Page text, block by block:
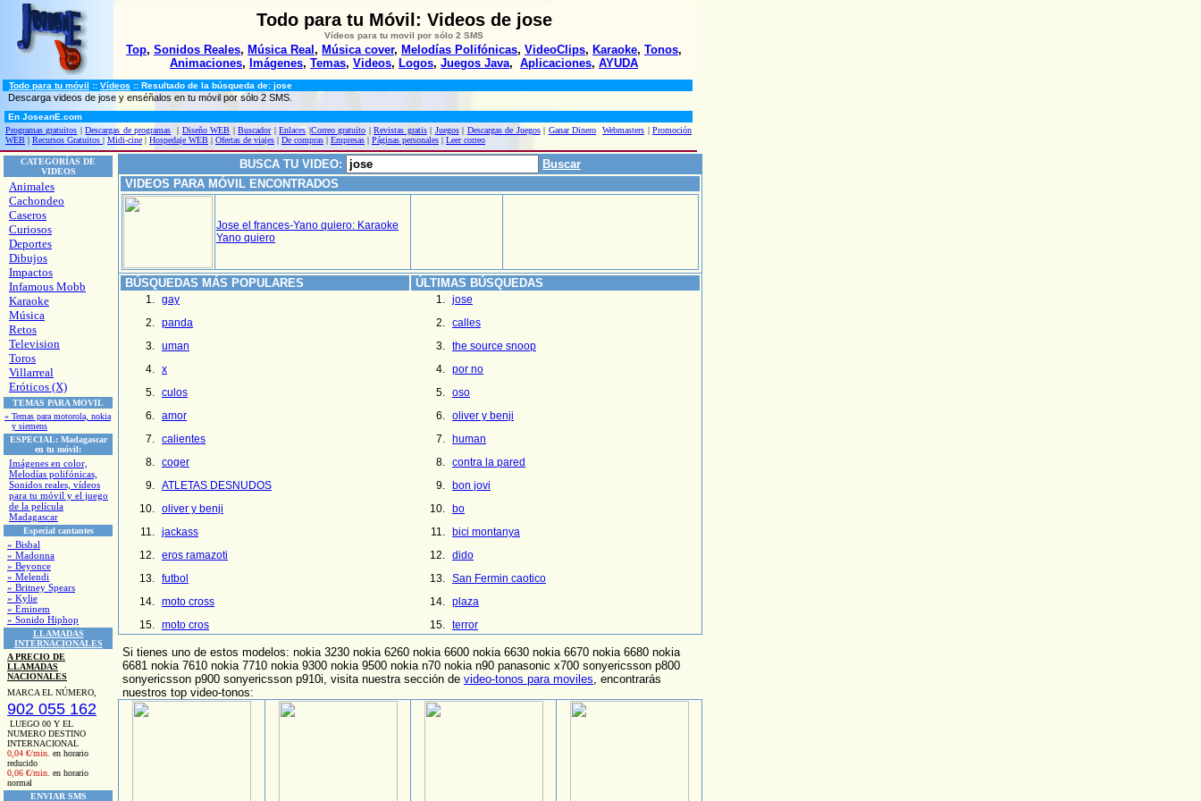
Todo para tu Móvil: Videos de jose
Vídeos para tu movil por sólo 2 SMS
Top, Sonidos Reales, Música Real , Música cover, Melodías Polifónicas, VideoClips, Karaoke, Tonos,
Animaciones, Imágenes, Temas, Videos, Logos, Juegos Java, Aplicaciones, AYUDA
Todo para tu móvil :: Vídeos :: Resultado de la búsqueda de: jose
Descarga videos de jose y enséñalos en tu móvil por sólo 2 SMS.
En JoseanE.com
Programas gratuitos |Descargas de programas | Diseño WEB |Buscador|Enlaces |Correo gratuito |Revistas gratis| Juegos| Descargas de Juegos| Ganar Dinero Webmasters |Promoción
WEB | Recursos Gratuitos | Midi-cine | Hospedaje WEB | Ofertas de viajes | De compras | Empresas | Páginas personales | Leer correo
CATEGORÍAS DE
VIDEOS
Animales
Cachondeo
Caseros
Curiosos
Deportes
Dibujos
Impactos
Infamous Mobb
Karaoke
Música
Retos
Television
Toros
Villarreal
Eróticos (X)
TEMAS PARA MOVIL
» Temas para motorola, nokia
y siemens
ESPECIAL: Madagascar
en tu móvil:
Imágenes en color,
Melodías polifónicas,
Sonidos reales, vídeos
para tu móvil y el juego
de la película
Madagascar
Especial cantantes
» Bisbal
» Madonna
» Beyonce
» Melendi
» Britney Spears
» Kylie
» Eminem
» Sonido Hiphop
LLAMADAS
INTERNACIONALES
A PRECIO DE
LLAMADAS
NACIONALES
MARCA EL NÚMERO,
902 055 162
LUEGO 00 Y EL
NUMERO DESTINO
INTERNACIONAL
0,04 €/min. en horario
reducido
0,06 €/min. en horario
normal
ENVIAR SMS
BUSCA TU VIDEO:
Buscar
VIDEOS PARA MÓVIL ENCONTRADOS
Jose el frances-Yano quiero: Karaoke
Yano quiero
BÚSQUEDAS MÁS POPULARES ÚLTIMAS BÚSQUEDAS
gay
panda
uman
x
culos
amor
calientes
coger
ATLETAS DESNUDOS
oliver y benji
jackass
eros ramazoti
futbol
moto cross
moto cros
jose
calles
the source snoop
por no
oso
oliver y benji
human
contra la pared
bon jovi
bo
bici montanya
dido
San Fermin caotico
plaza
terror
Si tienes uno de estos modelos: nokia 3230 nokia 6260 nokia 6600 nokia 6630 nokia 6670 nokia 6680 nokia
6681 nokia 7610 nokia 7710 nokia 9300 nokia 9500 nokia n70 nokia n90 panasonic x700 sonyericsson p800
sonyericsson p900 sonyericsson p910i, visita nuestra sección de video-tonos para moviles, encontrarás
nuestros top video-tonos: